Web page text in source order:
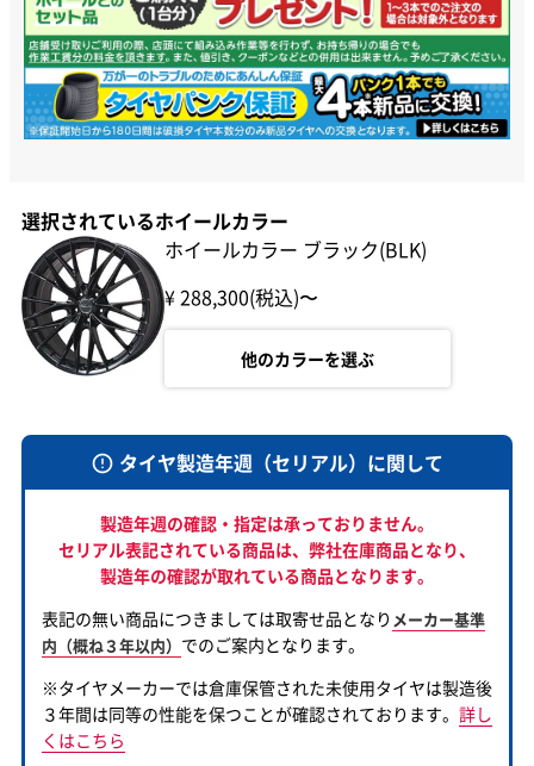
選択されているホイールカラー
ホイールカラー ブラック(BLK)
¥ 288,300(税込)〜
他のカラーを選ぶ
タイヤ製造年週（セリアル）に関して
製造年週の確認・指定は承っておりません。
セリアル表記されている商品は、 弊社在庫商品となり、
製造年の確認が取れている商品となります。
表記の無い商品につきましては取寄せ品となり メーカー基準
内（概ね３年以内） でのご案内となります。
※タイヤメーカーでは倉庫保管された未使用タイヤは製造後
３年間は同等の性能を保つことが確認されております。 詳し
くはこちら